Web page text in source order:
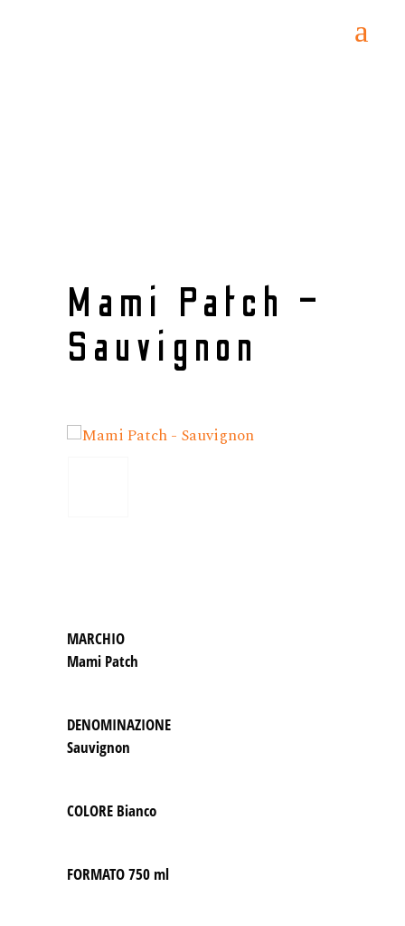
Mami Patch –
Sauvignon
MARCHIO
Mami Patch
DENOMINAZIONE
Sauvignon
COLORE Bianco
FORMATO750 ml